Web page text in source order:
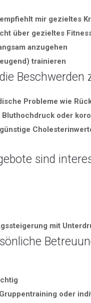
mir gezieltes
über gezieltes
anzugehen
trainieren
Beschwerden
Probleme wie
oder
sind
mit
oder